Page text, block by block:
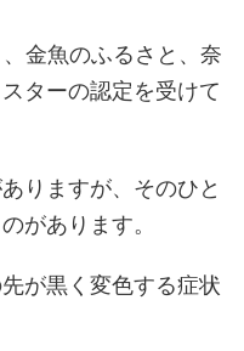
金魚のふるさと、奈
ターの認定を受けて
りますが、そのひと
があります。
が黒く変色する症状